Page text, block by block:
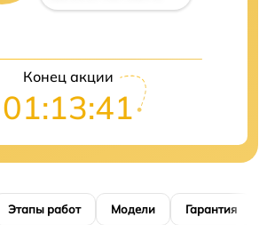
Конец акции
01:13:40
Этапы работ Модели Гарантия